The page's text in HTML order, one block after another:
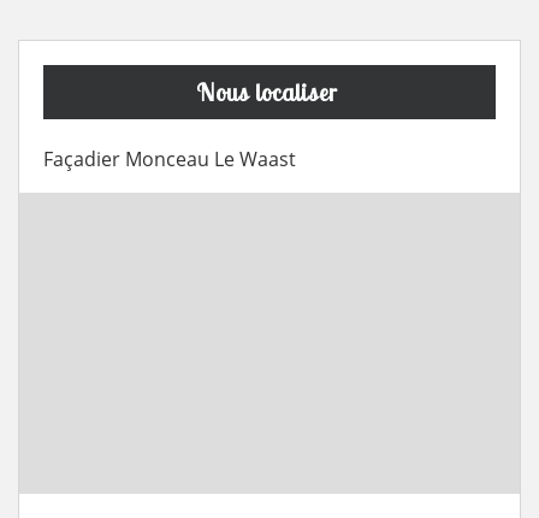
Nous localiser
Façadier Monceau Le Waast